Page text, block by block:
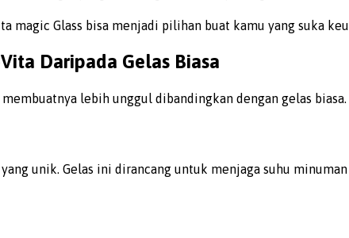
magic Glass bisa menjadi pilihan buat kamu yang suka
Daripada Gelas Biasa
lebih unggul dibandingkan dengan gelas
unik. Gelas ini dirancang untuk menjaga suhu